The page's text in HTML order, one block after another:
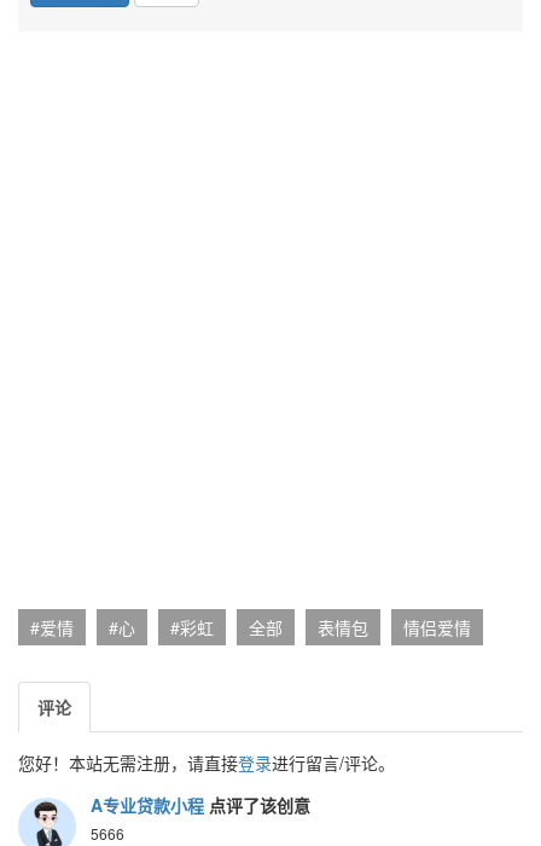
#爱情 #心 #彩虹 全部 表情包 情侣爱情
评论
您好！本站无需注册，请直接登录进行留言/评论。
A专业贷款小程 点评了该创意
5666